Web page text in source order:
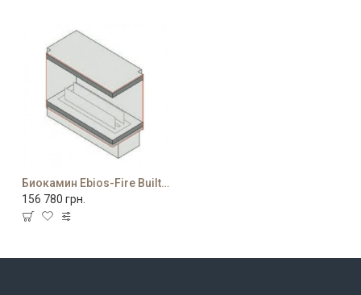
Биокамин Ebios-Fire Built-In Fireplace 2R
156 780 грн.